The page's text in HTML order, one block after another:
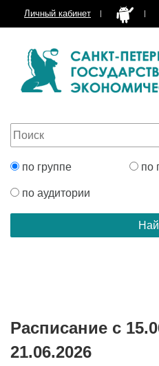
Личный кабинет
по группе по
по аудитории
Расписание с
21.06.2026